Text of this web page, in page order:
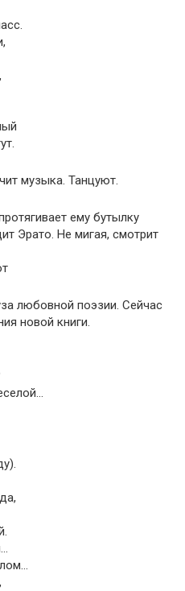
музыка. Танцуют.
ему бутылку
Эрато. Не мигая, смотрит
любовной поэзии. Сейчас
новой книги.